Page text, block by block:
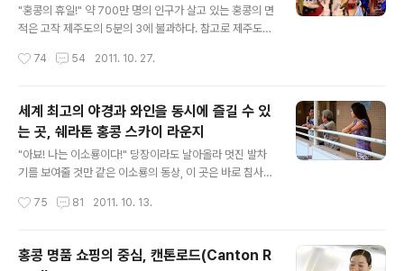
씽!" 오늘은 홍콩의 대표적인 명물인 피크 트램을 타고 빅
토리아피크에서 환상적인 야경을 보기로 계획하였다. 옥토
일전에 소개하였듯이 선불식 옥토퍼스 카드 한 장이면 홍
"홍콩의 휴일!" 약 700만 명의 인구가 살고 있는 홍콩의 면
적은 고작 제주도의 5분의 3에 불과하다. 참고로 제주도의
세계에서 가장 밀집된 지역 중 하나로 주말이 되면 거리 전
레 쇼핑을 즐기는 사람들이 많다 보니 홍콩 전역에는 수 많
은 쇼핑몰과 상점이 성업 중이며 특화된 시장을 자주 만날
수 있었다. 특히 우리나라의 동대문 시장을 연상케 하는 몽
콕 주변은 저렴한 재래시장이 끊임없이 이어져 있다. "홍콩
의 명물! 2층 버스 투어!" 침사추이에서 몽콕으로 가는 방
다. 하지만 기왕 홍콩에 왔으니 좀 더 색다른 교통수단을 이
74 54 2011. 10. 27.
세계 최고의 야경과 와인을 동시에 즐길 수 있
는 곳, 쉐라톤 홍콩 스카이 라운지
"아뵤! 나는 이소룡이다!" 당장이라도 날아올라 멋진 발차
기를 보여줄 것만 같은 이소룡의 동상, 이 곳은 바로 침사추
여야할 필수 코스인 스타의 거리이다. 로스앤젤레스 할리
손바닥이 새겨진 동판 99개가 산책로에 줄지어 깔려 있다.
75 81 2011. 10. 13.
홍콩 명품 쇼핑의 중심, 캔톤로드(Canton R